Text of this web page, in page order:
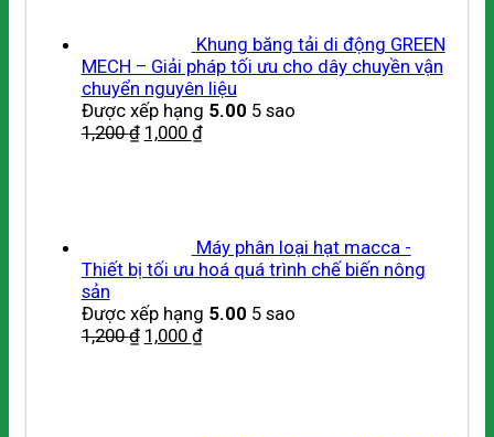
Khung băng tải di động GREEN
MECH – Giải pháp tối ưu cho dây chuyền vận
chuyển nguyên liệu
Được xếp hạng 5.00 5 sao
1,200₫ 1,000 ₫
Máy phân loại hạt macca -
Thiết bị tối ưu hoá quá trình chế biến nông
sản
Được xếp hạng 5.00 5 sao
1,200₫ 1,000 ₫